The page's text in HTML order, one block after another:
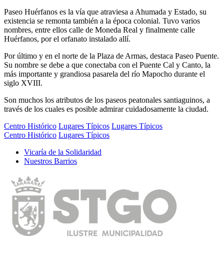
Paseo Huérfanos es la vía que atraviesa a Ahumada y Estado, su
existencia se remonta también a la época colonial. Tuvo varios
nombres, entre ellos calle de Moneda Real y finalmente calle
Huérfanos, por el orfanato instalado allí.
Por último y en el norte de la Plaza de Armas, destaca Paseo Puente.
Su nombre se debe a que conectaba con el Puente Cal y Canto, la
más importante y grandiosa pasarela del río Mapocho durante el
siglo XVIII.
Son muchos los atributos de los paseos peatonales santiaguinos, a
través de los cuales es posible admirar cuidadosamente la ciudad.
Centro Histórico Lugares Típicos Lugares Típicos
Centro Histórico Lugares Típicos
Vicarí­a de la Solidaridad
Nuestros Barrios